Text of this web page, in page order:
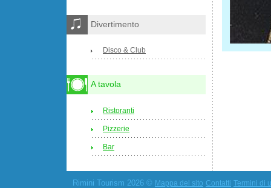
Divertimento
Disco & Club
A tavola
Ristoranti
Pizzerie
Bar
Rimini Tourism 2026 © Mappa del sito Contatti Termini di